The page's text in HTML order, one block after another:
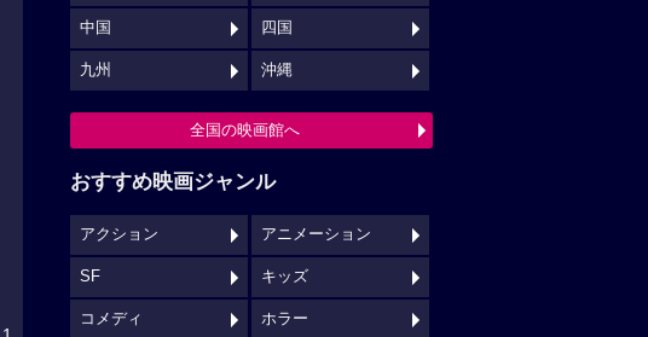
中国 四国
九州 沖縄
全国の映画館へ
おすすめ映画ジャンル
アクション アニメーション
SF キッズ
コメディ ホラー